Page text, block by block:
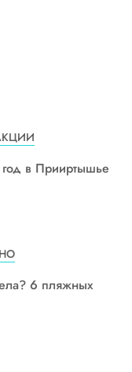
в Прииртышье
6 пляжных